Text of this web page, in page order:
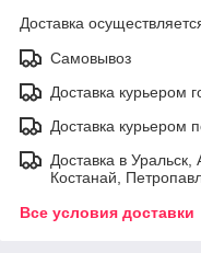
Доставка
Самовывоз
Доставка курьером
Доставка курьером
Доставка в
Костанай,
Все условия доставки